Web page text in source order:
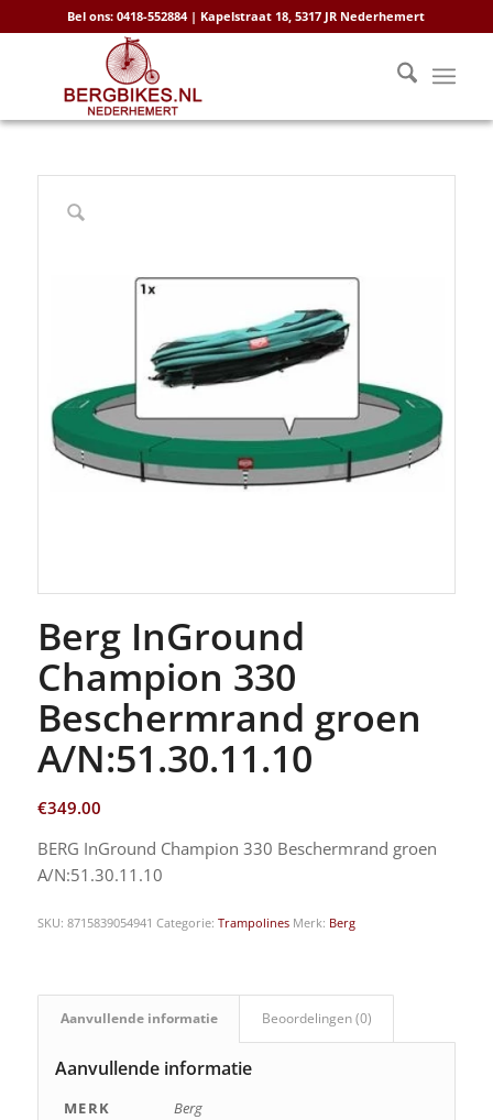
Bel ons: 0418-552884 | Kapelstraat 18, 5317 JR Nederhemert
Berg InGround
Champion 330
Beschermrand groen
A/N:51.30.11.10
€349.00
BERG InGround Champion 330 Beschermrand groen
A/N:51.30.11.10
SKU: 8715839054941 Categorie: Trampolines Merk: Berg
Aanvullende informatie Beoordelingen (0)
Aanvullende informatie
MERK Berg